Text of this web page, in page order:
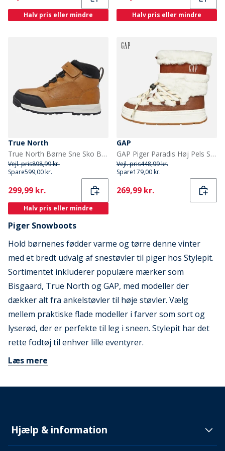
Halv pris eller mindre Halv pris eller mindre
True North
True North Børne Sne Sko Brun
Vejl. pris898,99 kr.
Spare599,00 kr.
Current
299,99 kr.
Halv pris eller mindre
GAP
GAP Piger Paradis Høj Pels Sne Støvler Sand Khaki
Vejl. pris448,99 kr.
Spare179,00 kr.
Current
269,99 kr.
Piger Snowboots
Hold børnenes fødder varme og tørre denne vinter
med et bredt udvalg af snestøvler til piger hos Stylepit.
Sortimentet inkluderer populære mærker som
Bisgaard, True North og GAP, med modeller der
dækker alt fra ankelstøvler til høje støvler. Vælg
mellem praktiske flade modeller i farver som sort og
lyserød, der er perfekte til leg i sneen. Stylepit har det
rette fodtøj til enhver lille eventyrer.
Læs mere
Hjælp & information